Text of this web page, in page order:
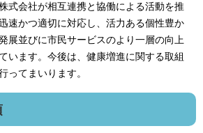
式会社が相互連携と協働による活動を推
速かつ適切に対応し、活力ある個性豊か
展並びに市民サービスのより一層の向上
います。今後は、健康増進に関する取組
ってまいります。